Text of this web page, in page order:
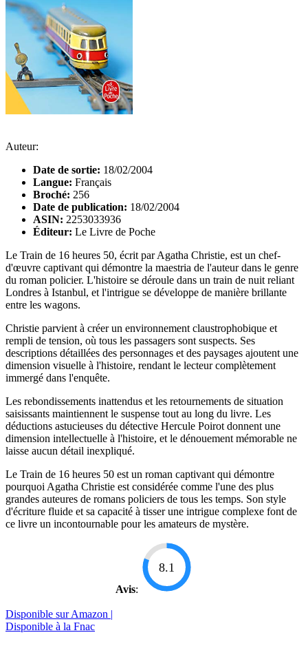
Auteur:
Date de sortie: 18/02/2004
Langue: Français
Broché: 256
Date de publication: 18/02/2004
ASIN: 2253033936
Éditeur: Le Livre de Poche
Le Train de 16 heures 50, écrit par Agatha Christie, est un chef-
d'œuvre captivant qui démontre la maestria de l'auteur dans le genre
du roman policier. L'histoire se déroule dans un train de nuit reliant
Londres à Istanbul, et l'intrigue se développe de manière brillante
entre les wagons.
Christie parvient à créer un environnement claustrophobique et
rempli de tension, où tous les passagers sont suspects. Ses
descriptions détaillées des personnages et des paysages ajoutent une
dimension visuelle à l'histoire, rendant le lecteur complètement
immergé dans l'enquête.
Les rebondissements inattendus et les retournements de situation
saisissants maintiennent le suspense tout au long du livre. Les
déductions astucieuses du détective Hercule Poirot donnent une
dimension intellectuelle à l'histoire, et le dénouement mémorable ne
laisse aucun détail inexpliqué.
Le Train de 16 heures 50 est un roman captivant qui démontre
pourquoi Agatha Christie est considérée comme l'une des plus
grandes auteures de romans policiers de tous les temps. Son style
d'écriture fluide et sa capacité à tisser une intrigue complexe font de
ce livre un incontournable pour les amateurs de mystère.
Avis:
8.1
Disponible sur Amazon |
Disponible à la Fnac